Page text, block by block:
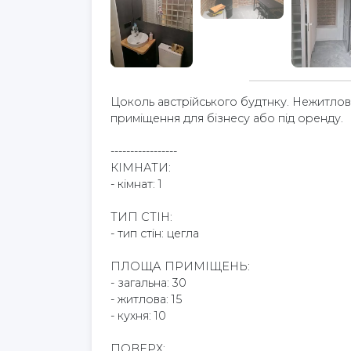
Цоколь австрійського будтнку.
приміщення для бізнесу або під оренду.
-----------------
КІМНАТИ:
- кімнат: 1
ТИП СТІН:
- тип стін: цегла
ПЛОЩА ПРИМІЩЕНЬ:
- загальна: 30
- житлова: 15
- кухня: 10